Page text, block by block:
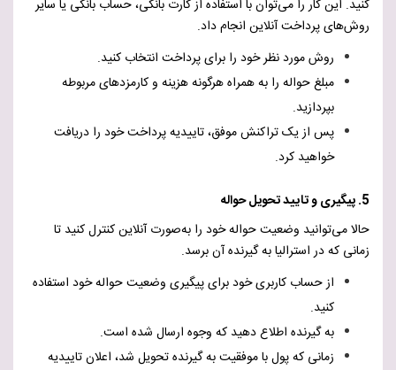
کنید. این کار را می‌توان با استفاده از کارت بانکی، حساب بانکی یا سایر
روش‌های پرداخت آنلاین انجام داد.
روش مورد نظر خود را برای پرداخت انتخاب کنید.
مبلغ حواله را به همراه هرگونه هزینه و کارمزدهای مربوطه
بپردازید.
پس از یک تراکنش موفق، تاییدیه پرداخت خود را دریافت
خواهید کرد.
5. پیگیری و تایید تحویل حواله
حالا می‌توانید وضعیت حواله خود را به‌صورت آنلاین کنترل کنید تا
زمانی که در استرالیا به گیرنده آن برسد.
از حساب کاربری خود برای پیگیری وضعیت حواله خود استفاده
کنید.
به گیرنده اطلاع دهید که وجوه ارسال شده است.
زمانی که پول با موفقیت به گیرنده تحویل شد، اعلان تاییدیه